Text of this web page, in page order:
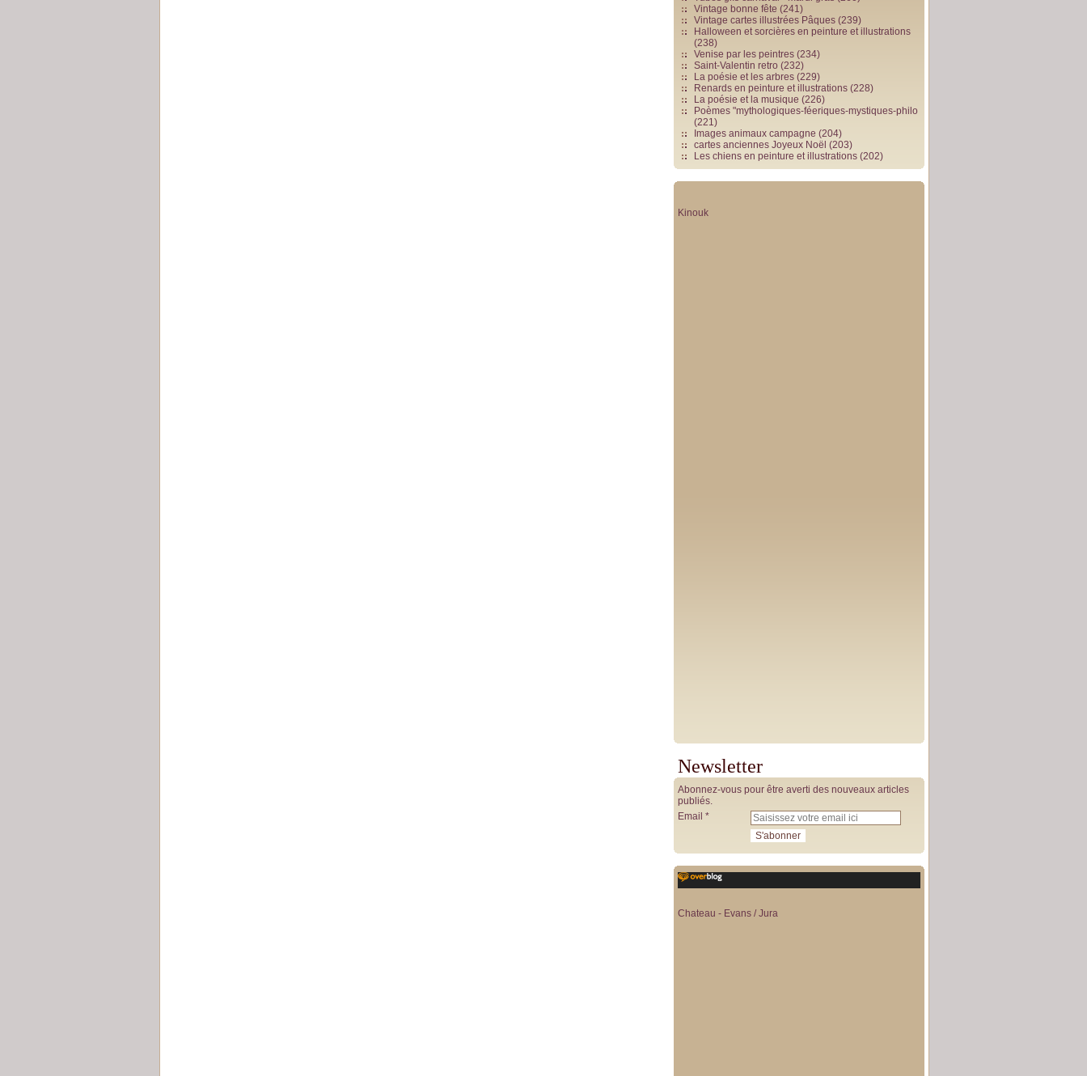
Vintage bonne fête (241)
Vintage cartes illustrées Pâques (239)
Halloween et sorcières en peinture et illustrations
(238)
Venise par les peintres (234)
Saint-Valentin retro (232)
La poésie et les arbres (229)
Renards en peinture et illustrations (228)
La poésie et la musique (226)
Poèmes "mythologiques-féeriques-mystiques-philo
(221)
Images animaux campagne (204)
cartes anciennes Joyeux Noël (203)
Les chiens en peinture et illustrations (202)
Kinouk
Newsletter
Abonnez-vous pour être averti des nouveaux articles
publiés.
Email
Chateau - Evans / Jura